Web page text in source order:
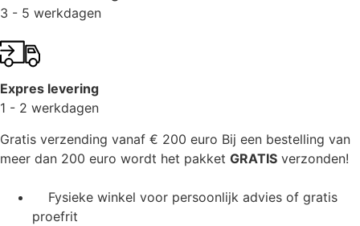
3 - 5 werkdagen
Expres levering
1 - 2 werkdagen
Gratis verzending vanaf € 200 euro Bij een bestelling van
meer dan 200 euro wordt het pakket GRATIS verzonden!
Fysieke winkel voor persoonlijk advies of gratis
proefrit